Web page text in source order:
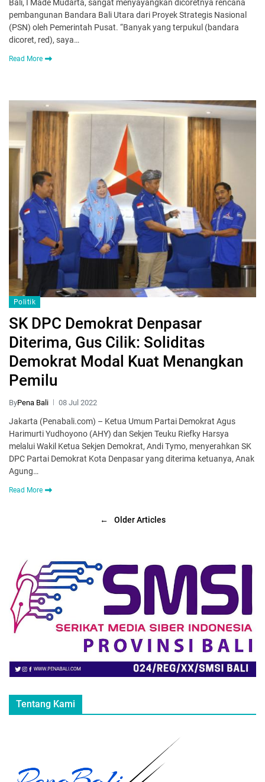
Bali, I Made Mudarta, sangat menyayangkan dicoretnya rencana
pembangunan Bandara Bali Utara dari Proyek Strategis Nasional
(PSN) oleh Pemerintah Pusat. “Banyak yang terpukul (bandara
dicoret, red), saya…
Read More
Politik
SK DPC Demokrat Denpasar
Diterima, Gus Cilik: Soliditas
Demokrat Modal Kuat Menangkan
Pemilu
ByPena Bali 08 Jul 2022
Jakarta (Penabali.com) – Ketua Umum Partai Demokrat Agus
Harimurti Yudhoyono (AHY) dan Sekjen Teuku Riefky Harsya
melalui Wakil Ketua Sekjen Demokrat, Andi Tymo, menyerahkan SK
DPC Partai Demokrat Kota Denpasar yang diterima ketuanya, Anak
Agung…
Read More
← Older Articles
Tentang Kami